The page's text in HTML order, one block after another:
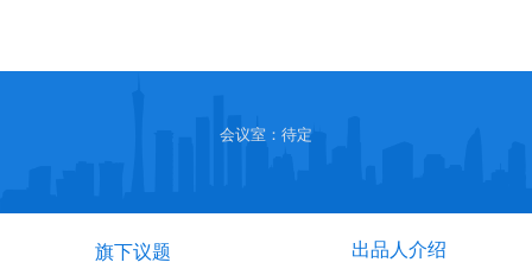
会议室：待定
旗下议题 出品人介绍